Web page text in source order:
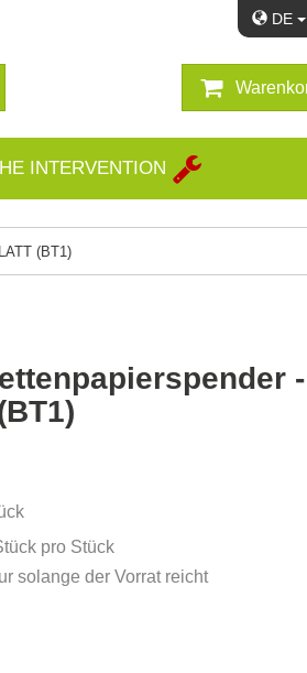
DE
INTERVENTION
(BT1)
pro Stück
solange der Vorrat reicht